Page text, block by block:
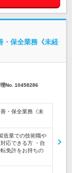
・保全業務《未経
No. 10458286
・保全業務《未
造業での技術職や
応できる方 ・自
免許をお持ちの